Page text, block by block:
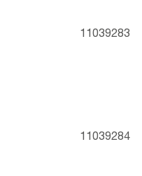
11039283
11039284